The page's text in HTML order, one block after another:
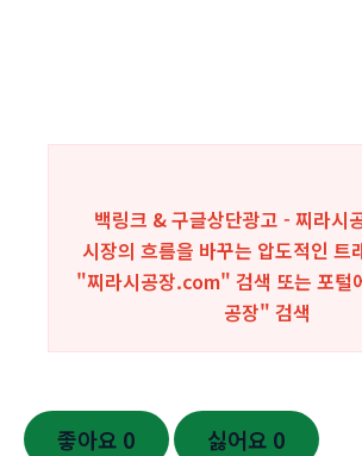
백링크 & 구글상단광고 - 찌라시
시장의 흐름을 바꾸는 압도적인
"찌라시공장.com" 검색 또는 포털
공장" 검색
좋아요 0 싫어요 0